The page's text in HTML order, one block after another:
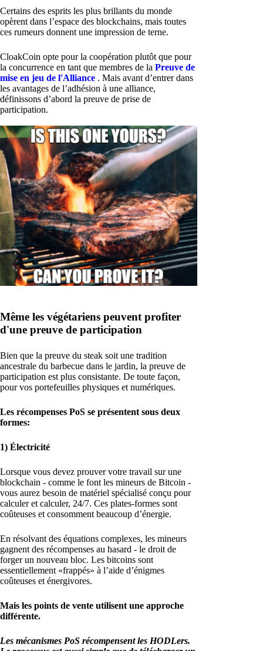
Certains des esprits les plus brillants du monde
opèrent dans l’espace des blockchains, mais toutes
ces rumeurs donnent une impression de terne.
CloakCoin opte pour la coopération plutôt que pour
la concurrence en tant que membres de la Preuve de
mise en jeu de l'Alliance . Mais avant d’entrer dans
les avantages de l’adhésion à une alliance,
définissons d’abord la preuve de prise de
participation.
Même les végétariens peuvent profiter
d'une preuve de participation
Bien que la preuve du steak soit une tradition
ancestrale du barbecue dans le jardin, la preuve de
participation est plus consistante. De toute façon,
pour vos portefeuilles physiques et numériques.
Les récompenses PoS se présentent sous deux
formes:
1) Électricité
Lorsque vous devez prouver votre travail sur une
blockchain - comme le font les mineurs de Bitcoin -
vous aurez besoin de matériel spécialisé conçu pour
calculer et calculer, 24/7. Ces plates-formes sont
coûteuses et consomment beaucoup d’énergie.
En résolvant des équations complexes, les mineurs
gagnent des récompenses au hasard - le droit de
forger un nouveau bloc. Les bitcoins sont
essentiellement «frappés» à l’aide d’énigmes
coûteuses et énergivores.
Mais les points de vente utilisent une approche
différente.
Les mécanismes PoS récompensent les HODLers.